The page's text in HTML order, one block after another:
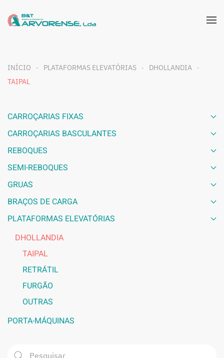
INÍCIO PLATAFORMAS ELEVATÓRIAS
DHOLLANDIA
TAIPAL
CARROÇARIAS FIXAS
CARROÇARIAS BASCULANTES
REBOQUES
SEMI-REBOQUES
GRUAS
BRAÇOS DE CARGA
PLATAFORMAS ELEVATÓRIAS
DHOLLANDIA
TAIPAL
RETRÁTIL
FURGÃO
OUTRAS
PORTA-MÁQUINAS